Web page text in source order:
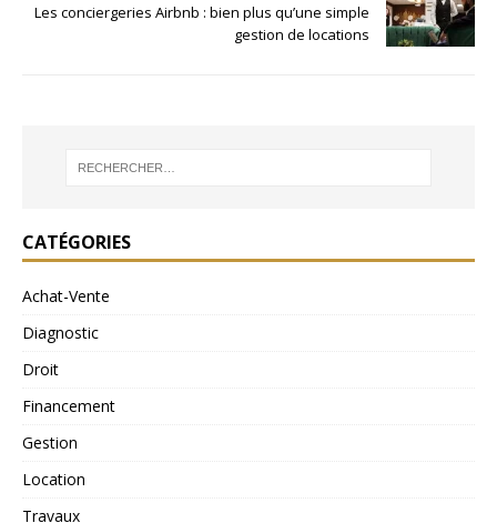
Les conciergeries Airbnb : bien plus qu’une simple
gestion de locations
CATÉGORIES
Achat-Vente
Diagnostic
Droit
Financement
Gestion
Location
Travaux